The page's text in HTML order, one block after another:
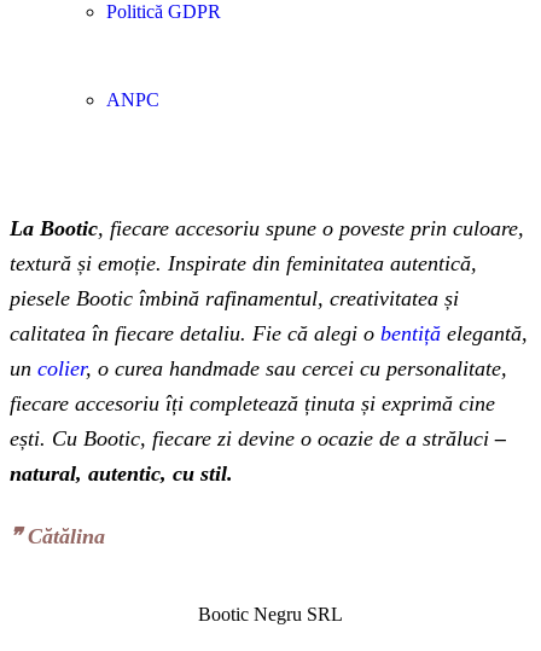
Politică GDPR
ANPC
La Bootic, fiecare accesoriu spune o poveste prin culoare,
textură și emoție. Inspirate din feminitatea autentică,
piesele Bootic îmbină rafinamentul, creativitatea și
calitatea în fiecare detaliu. Fie că alegi o bentiță elegantă,
un colier, o curea handmade sau cercei cu personalitate,
fiecare accesoriu îți completează ținuta și exprimă cine
ești. Cu Bootic, fiecare zi devine o ocazie de a străluci –
natural, autentic, cu stil.
❞‬ Cătălina
Bootic Negru SRL